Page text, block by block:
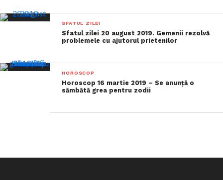
SFATUL ZILEI
Sfatul zilei 20 august 2019. Gemenii rezolvă
problemele cu ajutorul prietenilor
HOROSCOP
Horoscop 16 martie 2019 – Se anunță o
sămbătă grea pentru zodii